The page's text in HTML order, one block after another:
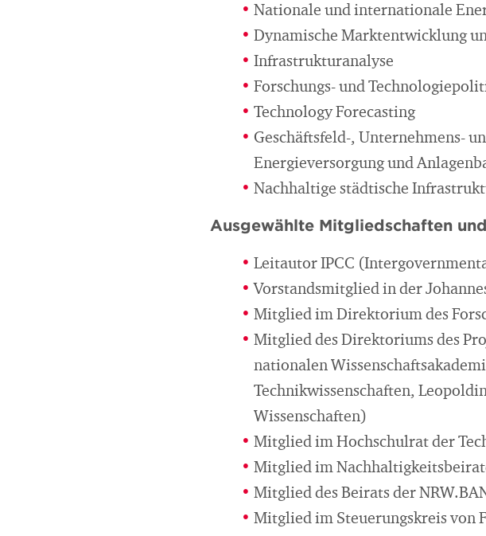
Nationale und internationale
Dynamische Marktentwicklung
Infrastrukturanalyse
Forschungs- und
Technology Forecasting
Geschäftsfeld-, Unternehmens-
Energieversorgung und
Nachhaltige städtische
Ausgewählte Mitgliedschaften
Leitautor IPCC
Vorstandsmitglied in der
Mitglied im Direktorium des
Mitglied des Direktoriums des
nationalen
Technikwissenschaften,
Wissenschaften)
Mitglied im Hochschulrat der
Mitglied im
Mitglied des Beirats der
Mitglied im Steuerungskreis von